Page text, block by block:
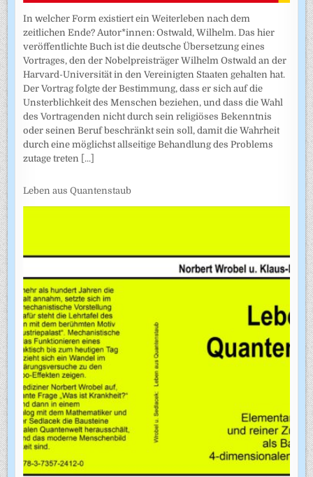
In welcher Form existiert ein Weiterleben nach dem
zeitlichen Ende? Autor*innen: Ostwald, Wilhelm. Das hier
veröffentlichte Buch ist die deutsche Übersetzung eines
Vortrages, den der Nobelpreisträger Wilhelm Ostwald an der
Harvard-Universität in den Vereinigten Staaten gehalten hat.
Der Vortrag folgte der Bestimmung, dass er sich auf die
Unsterblichkeit des Menschen beziehen, und dass die Wahl
des Vortragenden nicht durch sein religiöses Bekenntnis
oder seinen Beruf beschränkt sein soll, damit die Wahrheit
durch eine möglichst allseitige Behandlung des Problems
zutage treten [...]
Leben aus Quantenstaub